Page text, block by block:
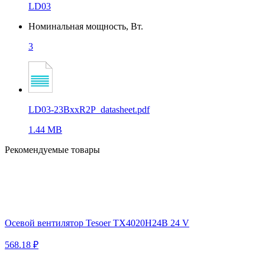
LD03
Номинальная мощность, Вт.
3
LD03-23BxxR2P_datasheet.pdf
1.44 MB
Рекомендуемые товары
Осевой вентилятор Tesoer TX4020H24B 24 V
568.18 ₽